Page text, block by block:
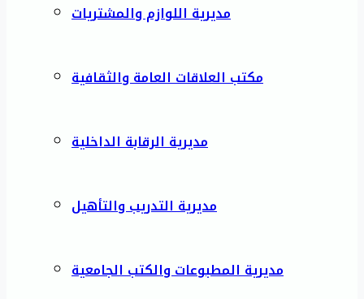
مديرية اللوازم والمشتريات
مكتب العلاقات العامة والثقافية
مديرية الرقابة الداخلية
مديرية التدريب والتأهيل
مديرية المطبوعات والكتب الجامعية